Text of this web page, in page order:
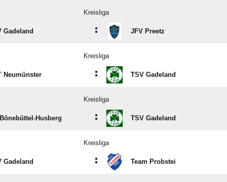
Kreisliga
Gadeland : JFV Preetz
Kreisliga
Neumünster : TSV Gadeland
Kreisliga
Husberg : TSV Gadeland
Kreisliga
Gadeland : Team Probstei